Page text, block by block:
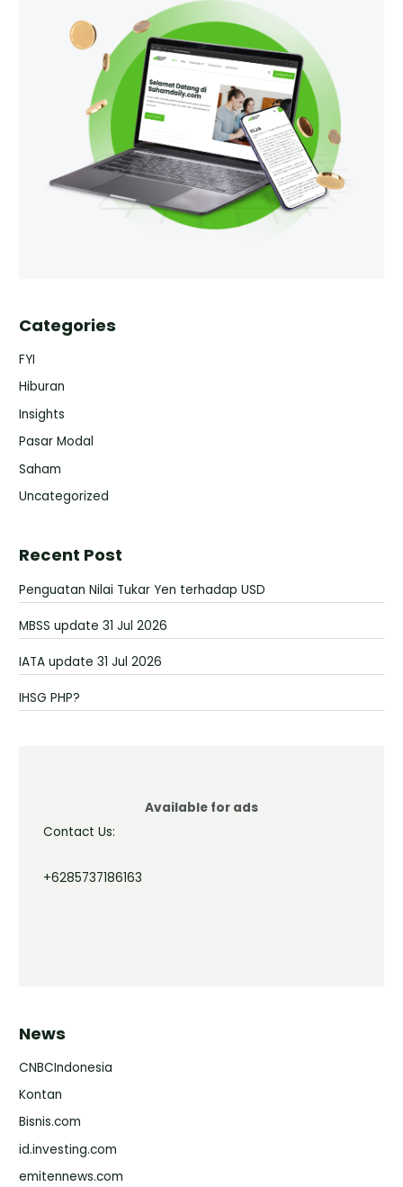
Categories
FYI
Hiburan
Insights
Pasar Modal
Saham
Uncategorized
Recent Post
Penguatan Nilai Tukar Yen terhadap USD
MBSS update 31 Jul 2026
IATA update 31 Jul 2026
IHSG PHP?
Available for ads
Contact Us:
+6285737186163
News
CNBCIndonesia
Kontan
Bisnis.com
id.investing.com
emitennews.com